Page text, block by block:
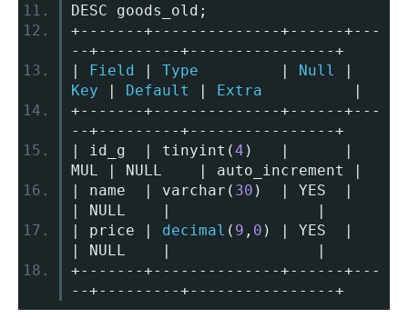
DESC goods_old ;
+-------+--------------+------+---
--+---------+----------------+
|
Field | Type | Null
|
Key
| Default | Extra
|
+-------+--------------+------+---
--+---------+----------------+
|
id_g | tinyint (4 ) |
|
MUL
| NULL | auto_increment
|
|
name | varchar ( 30 ) | YES
|
|
NULL |
|
|
price | decimal ( 9 , 0 ) | YES
|
|
NULL |
|
+-------+--------------+------+---
--+---------+----------------+